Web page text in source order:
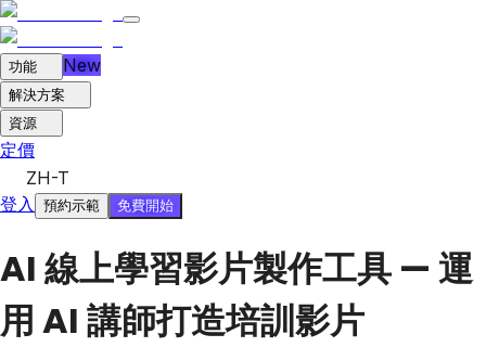
功能 New
解決方案
資源
定價
ZH-T
登入
預約示範 免費開始
AI 線上學習影片製作工具 — 運
用 AI 講師打造培訓影片